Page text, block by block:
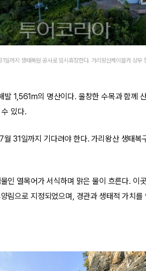
일까지 생태복원 공사로 임시휴장한다. 가리왕산케이블카 상부
발 1,561m의 명산이다. 울창한 수목과 함께
있다.
31일까지 기다려야 한다. 가리왕산 생태복
인 열목어가 서식하며 맑은 물이 흐른다. 이
림으로 지정되었으며, 경관과 생태적 가치